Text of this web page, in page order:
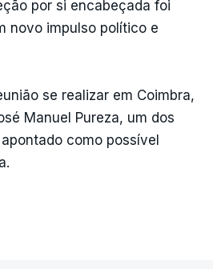
por si encabeçada foi
novo impulso político e
se realizar em Coimbra,
Manuel Pureza, um dos
como possível